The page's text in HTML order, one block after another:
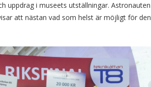
uppdrag i museets utställningar. Astronauten
att nästan vad som helst är möjligt för den